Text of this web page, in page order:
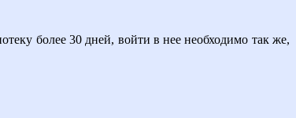
более 30 дней, войти в нее необходимо так же,